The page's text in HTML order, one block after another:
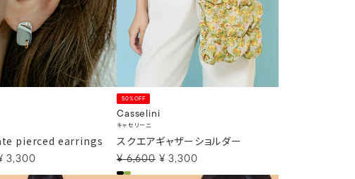
pierced earrings
3,300
50%OFF
Casselini
キャセリーニ
スクエアギャザーショルダー
¥ 6,600 ¥ 3,300